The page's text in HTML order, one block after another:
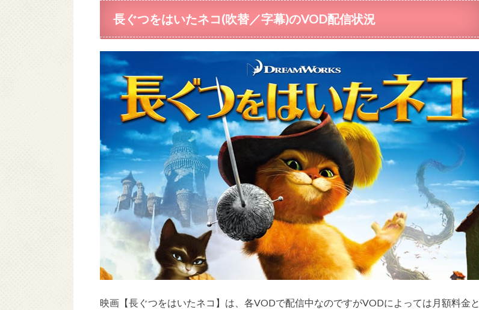
長ぐつをはいたネコ(吹替／字幕)のVOD配信状況
映画【長ぐつをはいたネコ】は、各VODで配信中なのですがVODによっては月額料金と